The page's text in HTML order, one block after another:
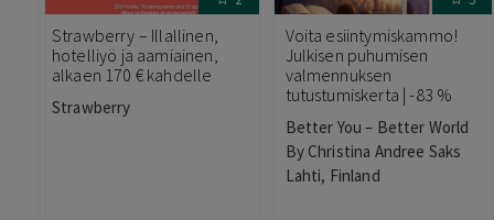
Strawberry – Illallinen,
hotelliyö ja aamiainen,
alkaen 170 € kahdelle
Strawberry
Voita esiintymiskammo!
Julkisen puhumisen
valmennuksen
tutustumiskerta | -83 %
Better You – Better World
By Christina Andree Saks
Lahti, Finland